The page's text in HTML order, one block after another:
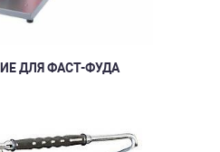
ДЛЯ ФАСТ-ФУДА